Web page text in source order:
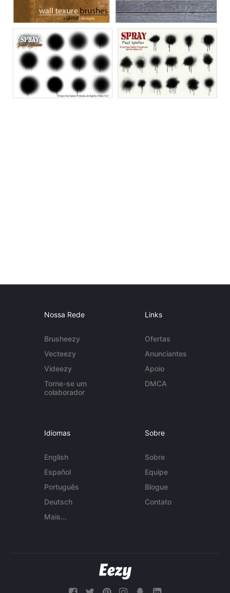
Nossa Rede
Brusheezy
Vecteezy
Videezy
Torne-se um
colaborador
Links
Ofertas
Anunciantes
Apoio
DMCA
Idiomas
English
Español
Português
Deutsch
Mais...
Sobre
Sobre
Equipe
Blogue
Contato